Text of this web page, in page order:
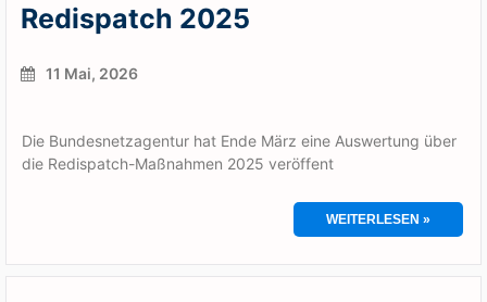
Redispatch 2025
11 Mai, 2026
Die Bundesnetzagentur hat Ende März eine Auswertung über
die Redispatch-Maßnahmen 2025 veröffent
WEITERLESEN »